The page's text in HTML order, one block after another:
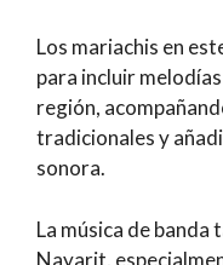
Los mariachis en
para incluir
región,
tradicionales y
sonora.
La música de banda
Nayarit,